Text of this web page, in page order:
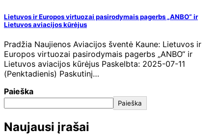
Lietuvos ir Europos virtuozai pasirodymais pagerbs „ANBO“ ir
Lietuvos aviacijos kūrėjus
Pradžia Naujienos Aviacijos šventė Kaune: Lietuvos ir
Europos virtuozai pasirodymais pagerbs „ANBO“ ir
Lietuvos aviacijos kūrėjus Paskelbta: 2025-07-11
(Penktadienis) Paskutinį…
Paieška
Paieška
Naujausi įrašai